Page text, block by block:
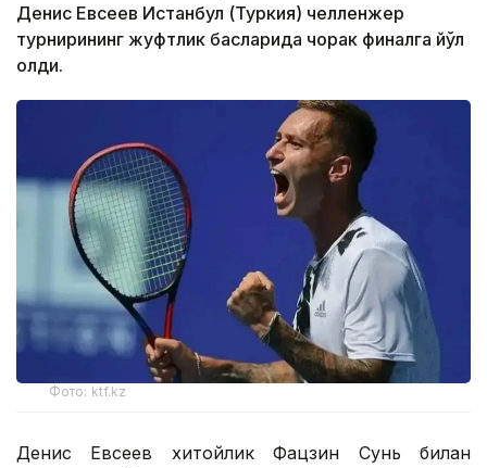
Денис Евсеев Истанбул (Туркия) челленжер
турнирининг жуфтлик баҳсларида чорак финалга йўл
олди.
Фото: ktf.kz
Денис Евсеев хитойлик Фацзин Сунь билан